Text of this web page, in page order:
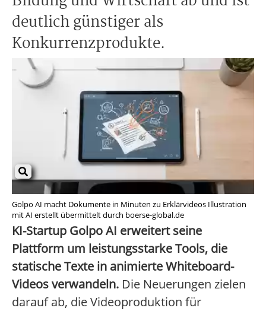
deutlich günstiger als
Konkurrenzprodukte.
Golpo AI macht Dokumente in Minuten zu Erklärvideos Illustration
mit AI erstellt übermittelt durch boerse-global.de
KI-Startup Golpo AI erweitert seine
Plattform um leistungsstarke Tools, die
statische Texte in animierte Whiteboard-
Videos verwandeln. Die Neuerungen zielen
darauf ab, die Videoproduktion für